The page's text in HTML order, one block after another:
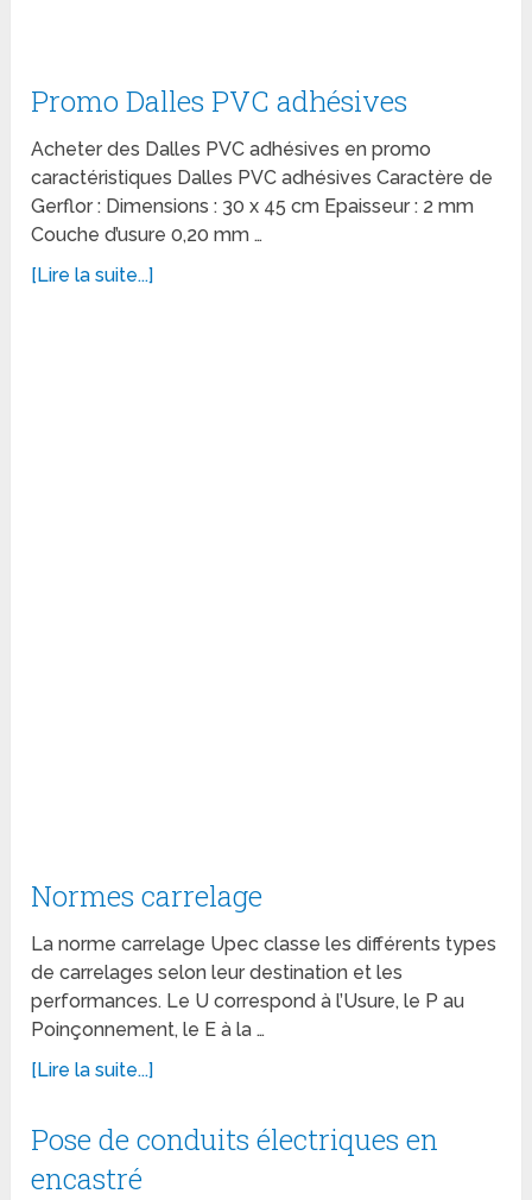
Promo Dalles PVC adhésives
Acheter des Dalles PVC adhésives en promo
caractéristiques Dalles PVC adhésives Caractère de
Gerflor : Dimensions : 30 x 45 cm Epaisseur : 2 mm
Couche d’usure 0,20 mm …
[Lire la suite...]
Normes carrelage
La norme carrelage Upec classe les différents types
de carrelages selon leur destination et les
performances. Le U correspond à l’Usure, le P au
Poinçonnement, le E à la …
[Lire la suite...]
Pose de conduits électriques en
encastré